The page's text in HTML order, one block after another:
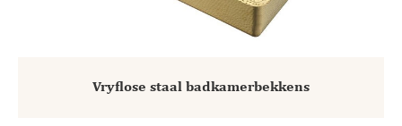
Vryflose staal badkamerbekkens